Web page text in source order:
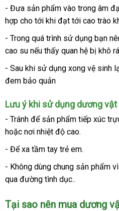
- Đưa sản phẩm vào trong âm
hợp cho tới khi đạt tới cao trào
- Trong đặt
hàng
quá trình sử dụng bạn
cao su tận
nơi
nếu thấy quan hệ bị khô
- Sau khi sử dụng xong vệ sinh
đem bảo quản
Lưu ý khi sử dụng dương
- Tránh chợ
để sản phẩm tiếp xúc
hoặc nơi nhiệt độ cao.
- Để xa tầm tay trẻ em.
- Không dùng chung sản phẩm vì
qua đường tình dục..
Tại sao nên mua dương